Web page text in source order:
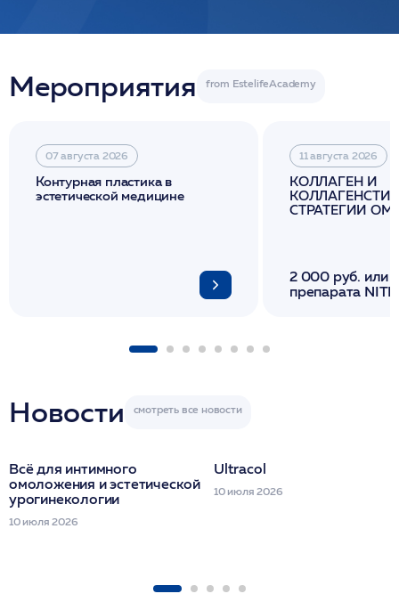
Мероприятия
07 августа 2026
Контурная пластика в
эстетической медицине
11 августа 2026
КОЛЛАГЕН И
СТРАТЕГИИ
2 000 руб. или
препарата
Новости
Всё для интимного
омоложения и эстетической
урогинекологии
10 июля 2026
Ultracol
10 июля 2026